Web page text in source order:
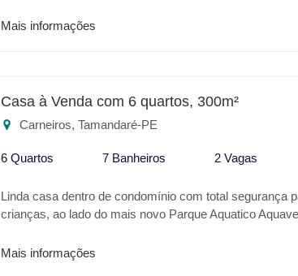
irrigação, piscina, churrasqueira e garagem coberta.
Mais informações
Casa à Venda com 6 quartos, 300m²
Carneiros, Tamandaré-PE
6 Quartos 7 Banheiros 2 Vagas
Linda casa dentro de condomínio com total segurança
crianças, ao lado do mais novo Parque Aquatico
varanda gourmet, sala dois ambientes, com 6 suítes,
Mais informações